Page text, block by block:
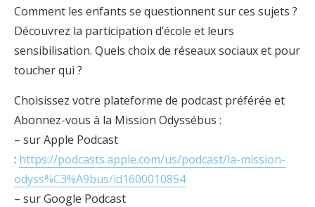
Comment les enfants se questionnent sur ces sujets ?
Découvrez la participation d’école et leurs
sensibilisation. Quels choix de réseaux sociaux et pour
toucher qui ?
Choisissez votre plateforme de podcast préférée et
Abonnez-vous à la Mission Odyssébus :
– sur Apple Podcast
: https://podcasts.apple.com/us/podcast/la-mission-
odyss%C3%A9bus/id1600010854
– sur Google Podcast